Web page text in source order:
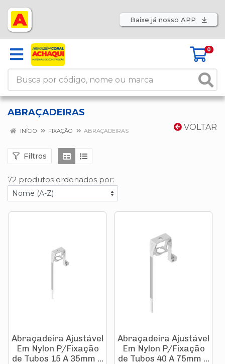
Baixe já nosso APP
0
ABRAÇADEIRAS
VOLTAR
INÍCIO FIXAÇÃO ABRAÇADEIRAS
Filtros
72 produtos ordenados por:
Abraçadeira Ajustável
Em Nylon P/Fixação
de Tubos 15 A 35mm ...
Abraçadeira Ajustável
Em Nylon P/Fixação
de Tubos 40 A 75mm ...